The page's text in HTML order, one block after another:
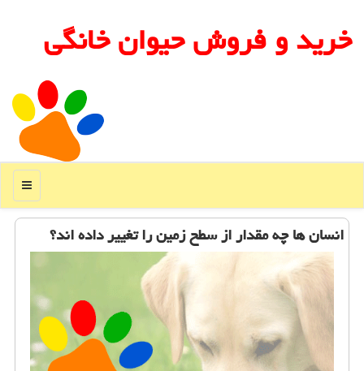
خرید و فروش حیوان خانگی
منو
انسان ها چه مقدار از سطح زمین را تغییر داده اند؟